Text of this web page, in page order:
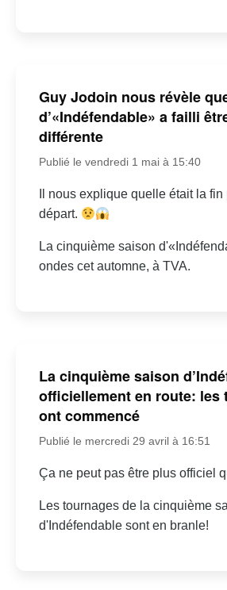
Guy Jodoin nous révèle
d’«Indéfendable» a failli
différente
Publié le vendredi 1 mai à 15:40
Il nous explique quelle était la fin
départ.
La cinquième saison
ondes cet automne, à TVA.
La cinquième saison
officiellement en route: les
ont commencé
Publié le mercredi 29 avril à 16:51
Ça ne peut pas être plus officiel
Les tournages de la cinquième
d'Indéfendable sont en branle!